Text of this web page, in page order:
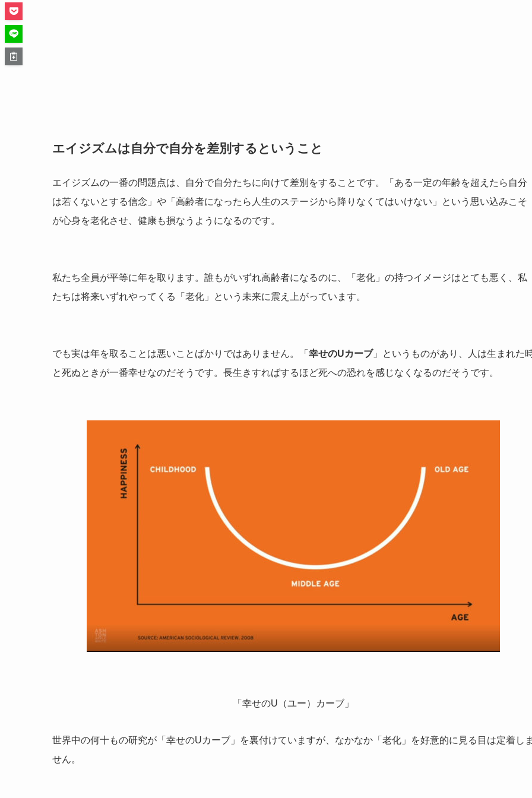
エイジズムは自分で自分を差別するということ
エイジズムの一番の問題点は、自分で自分たちに向けて差別をすることです。「ある一定の年齢を超えたら自分
は若くないとする信念」や「高齢者になったら人生のステージから降りなくてはいけない」という思い込みこそ
が心身を老化させ、健康も損なうようになるのです。
私たち全員が平等に年を取ります。誰もがいずれ高齢者になるのに、「老化」の持つイメージはとても悪く、私
たちは将来いずれやってくる「老化」という未来に震え上がっています。
でも実は年を取ることは悪いことばかりではありません。「 幸せのUカーブ」というものがあり、人は生まれた
と死ぬときが一番幸せなのだそうです。長生きすればするほど死への恐れを感じなくなるのだそうです。
「幸せのU（ユー）カーブ」
世界中の何十もの研究が「幸せのUカーブ」を裏付けていますが、なかなか「老化」を好意的に見る目は定着し
せん。